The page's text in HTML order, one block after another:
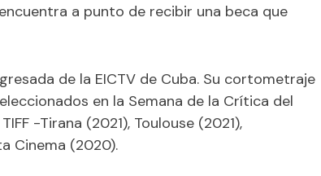
a punto de recibir una beca que
de la EICTV de Cuba. Su cortometraje
en la Semana de la Crítica del
-Tirana (2021), Toulouse (2021),
Cinema (2020).